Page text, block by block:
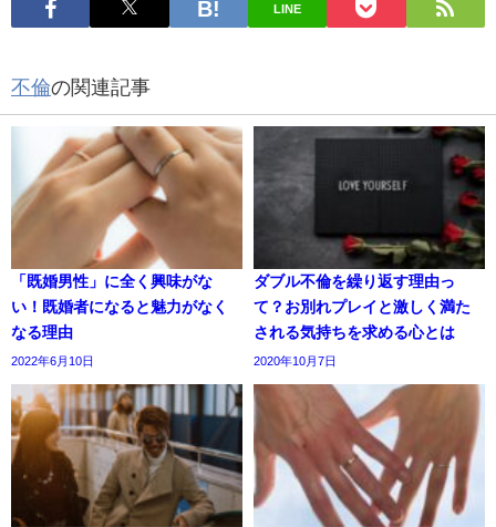
LINE
不倫の関連記事
「既婚男性」に全く興味がな
い！既婚者になると魅力がなく
なる理由
2022年6月10日
ダブル不倫を繰り返す理由っ
て？お別れプレイと激しく満た
される気持ちを求める心とは
2020年10月7日